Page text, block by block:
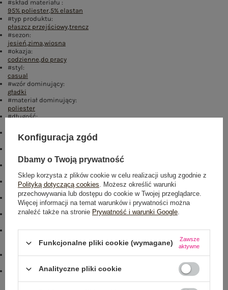
#skład materiału :
95% poliester,5% elastan
#typ produktu:
płaszcz przejściowy,trencz
#sezon:
jesień,zima,wiosna
#okazja:
codzienne,do pracy
#styl:
casual
#wzór dominujący:
gładki
#materiał dominujący:
poliester
#długość:
#dekolt:
kołnierzyk
wiązanie,guziki ,jednorzędowe
#wypełnienie:
nie dotyczy
#ocieplenie:
bez ocieplenia
#cechy dodatkowe:
z podszewką,kieszenie, z paskiem
#sposób prania :
#modelka:
Modelka ma na sobie rozmiar one size. Wymiary modelki: wzrost 173
cm, biust 85 cm, talia 62 cm, biodra 95 cm
Buy the look:
emblemat:
Konfiguracja zgód
Dbamy o Twoją prywatność
Sklep korzysta z plików cookie w celu realizacji usług zgodnie z
Polityką dotyczącą cookies. Możesz określić warunki
przechowywania lub dostępu do cookie w Twojej przeglądarce.
Więcej informacji na temat warunków i prywatności można
znaleźć także na stronie Prywatność i warunki Google.
Funkcjonalne pliki cookie (wymagane)
Zawsze
aktywne
Analityczne pliki cookie